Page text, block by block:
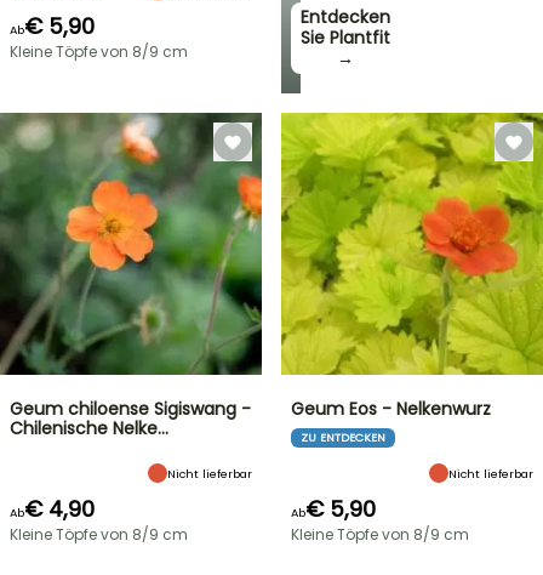
Entdecken
Sie Plantfit
→
Ab€ 5,90
Kleine Töpfe von 8/9 cm
Geum chiloense Sigiswang -
Chilenische Nelke…
Nicht lieferbar
Ab€ 4,90
Kleine Töpfe von 8/9 cm
Geum Eos - Nelkenwurz
ZU ENTDECKEN
Nicht lieferbar
Ab€ 5,90
Kleine Töpfe von 8/9 cm